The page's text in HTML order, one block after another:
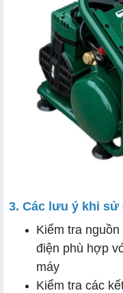
3. Các lưu ý khi sử
Kiểm tra
điện phù hợp
máy
Kiểm tra các